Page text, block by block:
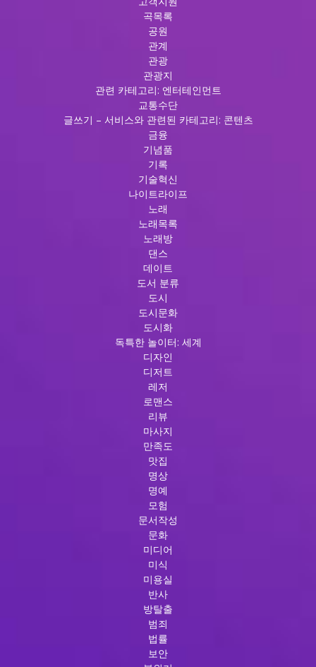
곡목록
공원
관계
관광
관광지
관련 카테고리: 엔터테인먼트
교통수단
글쓰기 – 서비스와 관련된 카테고리: 콘텐츠
금융
기념품
기록
기술혁신
나이트라이프
노래
노래목록
노래방
댄스
데이트
도서 분류
도시
도시문화
도시화
독특한 놀이터: 세계
디자인
디저트
레저
로맨스
리뷰
마사지
만족도
맛집
명상
명예
모험
문서작성
문화
미디어
미식
미용실
반사
방탈출
범죄
법률
보안